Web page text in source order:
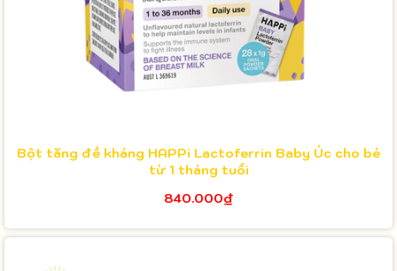
Bột tăng đề kháng HAPPi Lactoferrin Baby Úc cho bé
từ 1 tháng tuổi
840.000₫